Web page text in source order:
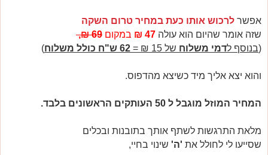
אפשר לרכוש אותו כעת במחיר טרום השקה
שזה אומר שהיום הוא עולה 47 ₪ במקום 69 ₪,
(בנוסף לדמי משלוח של 15 ₪ = 62 ש"ח כולל משלוח )
והוא יצא אליך מיד כשיצא מהדפוס.
המחיר המוזל מוגבל ל 50 העותקים הראשונים בלבד.
מלאת התרגשות לשתף אותך בתובנות ובכלים
שסייעו לי לחולל את 'ה' שינוי בחיי,